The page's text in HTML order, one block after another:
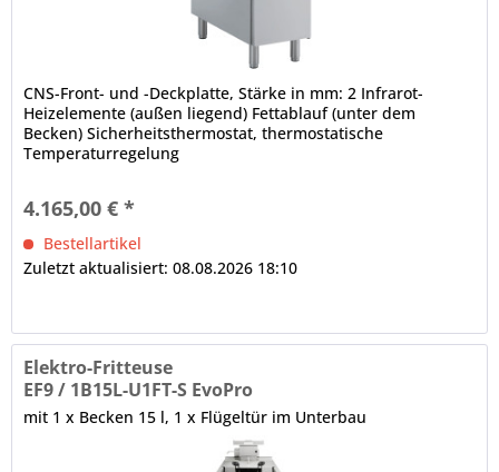
CNS-Front- und -Deckplatte, Stärke in mm: 2 Infrarot-
Heizelemente (außen liegend) Fettablauf (unter dem
Becken) Sicherheitsthermostat, thermostatische
Temperaturregelung
4.165,00 € *
Bestellartikel
Zuletzt aktualisiert: 08.08.2026 18:10
Elektro-Fritteuse
EF9 / 1B15L-U1FT-S EvoPro
mit 1 x Becken 15 l, 1 x Flügeltür im Unterbau